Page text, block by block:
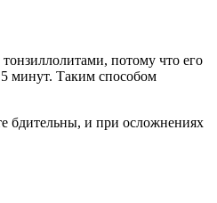
потому что его
5 минут. Таким способом
бдительны, и при осложнениях